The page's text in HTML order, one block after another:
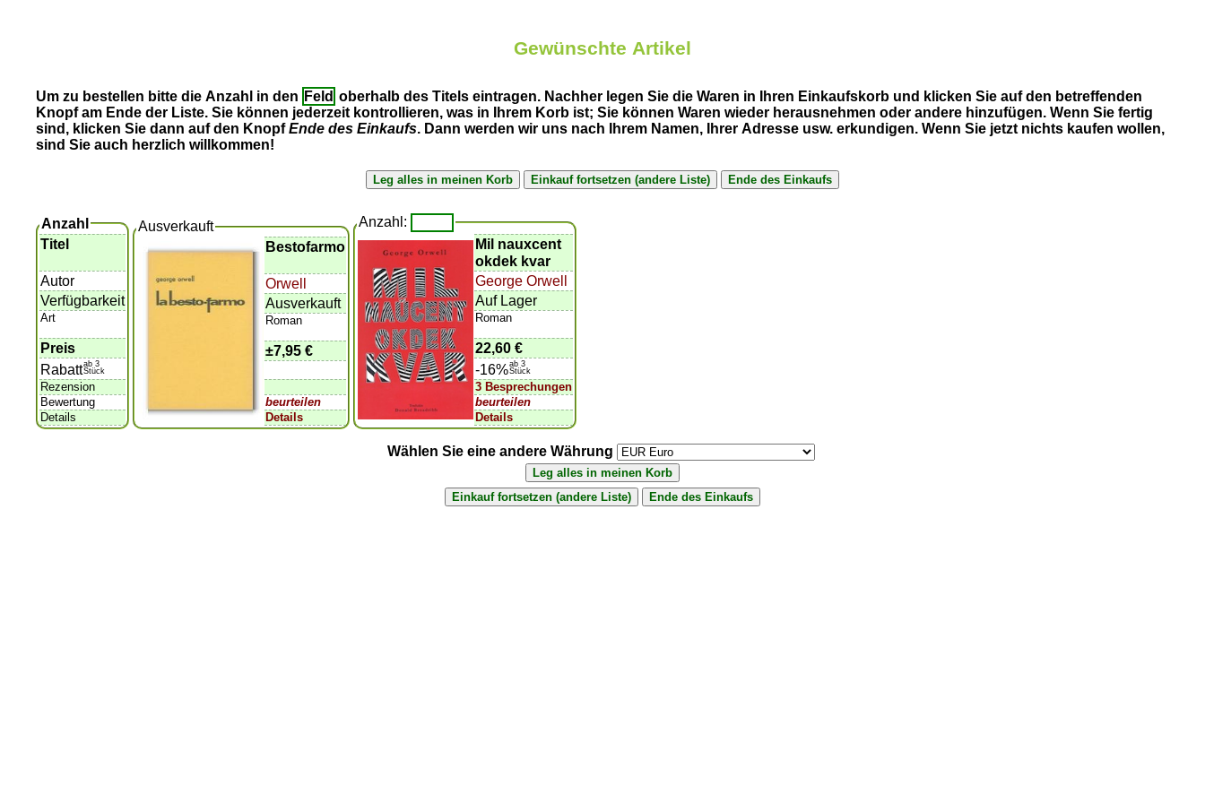
Gewünschte Artikel
Um zu bestellen bitte die Anzahl in den Feld oberhalb des Titels eintragen. Nachher legen Sie die Waren in Ihren Einkaufskorb und klicken Sie auf den betreffenden
Knopf am Ende der Liste. Sie können jederzeit kontrollieren, was in Ihrem Korb ist; Sie können Waren wieder herausnehmen oder andere hinzufügen. Wenn Sie fertig
sind, klicken Sie dann auf den KnopfEnde des Einkaufs. Dann werden wir uns nach Ihrem Namen, Ihrer Adresse usw. erkundigen. Wenn Sie jetzt nichts kaufen wollen,
sind Sie auch herzlich willkommen!
Anzahl
Titel
Autor
Verfügbarkeit
Art
Preis
Rabattab 3
Stück
Rezension
Bewertung
Details
Ausverkauft
Bestofarmo
Orwell
Ausverkauft
Roman
±7,95 €
beurteilen
Details
Anzahl:
Mil nauxcent
okdek kvar
George Orwell
Auf Lager
Roman
22,60 €
-16%ab 3
Stück
3 Besprechungen
beurteilen
Details
Wählen Sie eine andere Währung